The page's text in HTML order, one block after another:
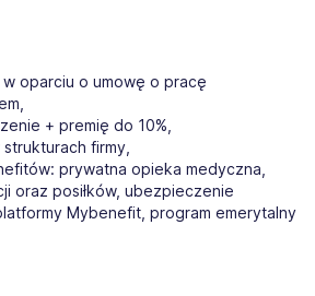
oparciu o umowę o pracę
+ premię do 10%,
firmy,
prywatna opieka medyczna,
oraz posiłków, ubezpieczenie
Mybenefit, program emerytalny